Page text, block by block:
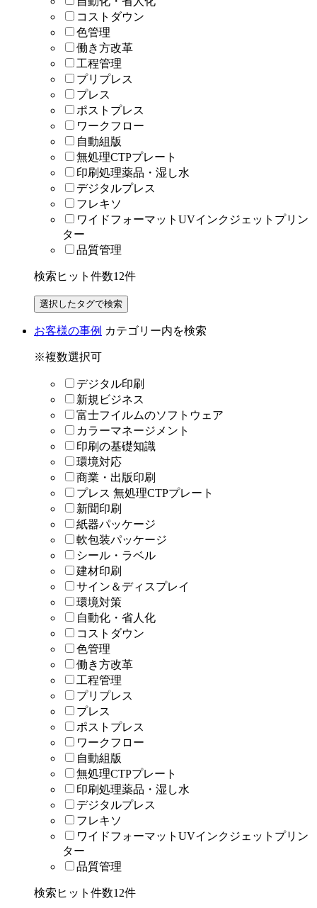
コストダウン
色管理
働き方改革
工程管理
プリプレス
プレス
ポストプレス
ワークフロー
自動組版
無処理CTPプレート
印刷処理薬品・湿し水
デジタルプレス
フレキソ
ワイドフォーマットUVインクジェットプリン
ター
品質管理
検索ヒット件数12件
お客様の事例 カテゴリー内を検索
※複数選択可
デジタル印刷
新規ビジネス
富士フイルムのソフトウェア
カラーマネージメント
印刷の基礎知識
環境対応
商業・出版印刷
プレス 無処理CTPプレート
新聞印刷
紙器パッケージ
軟包装パッケージ
シール・ラベル
建材印刷
サイン＆ディスプレイ
環境対策
自動化・省人化
コストダウン
色管理
働き方改革
工程管理
プリプレス
プレス
ポストプレス
ワークフロー
自動組版
無処理CTPプレート
印刷処理薬品・湿し水
デジタルプレス
フレキソ
ワイドフォーマットUVインクジェットプリン
ター
品質管理
検索ヒット件数12件